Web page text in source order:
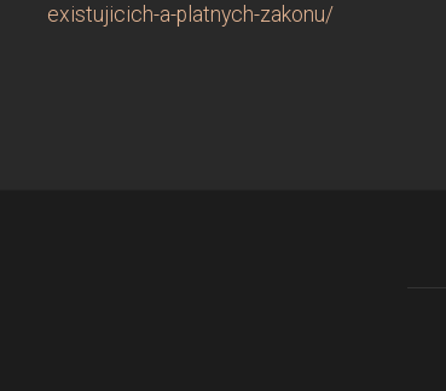
existujicich-a-platnych-zakonu/